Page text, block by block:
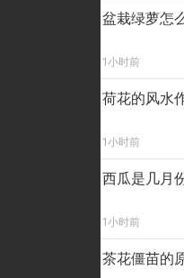
盆栽绿萝怎
1小时前
荷花的风水
1小时前
西瓜是几月
1小时前
茶花僵苗的